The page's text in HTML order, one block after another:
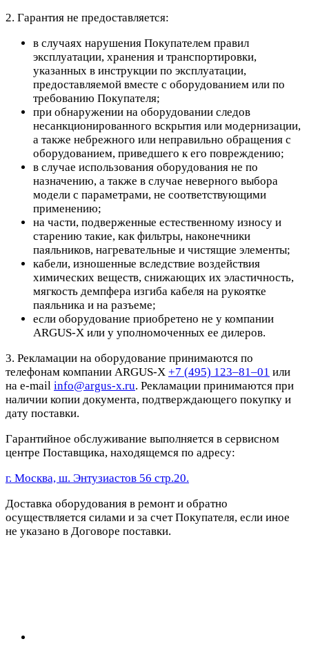
2. Гарантия не предоставляется:
в случаях нарушения Покупателем правил
эксплуатации, хранения и транспортировки,
указанных в инструкции по эксплуатации,
предоставляемой вместе с оборудованием или по
требованию Покупателя;
при обнаружении на оборудовании следов
несанкционированного вскрытия или модернизации,
а также небрежного или неправильно обращения с
оборудованием, приведшего к его повреждению;
в случае использования оборудования не по
назначению, а также в случае неверного выбора
модели с параметрами, не соответствующими
применению;
на части, подверженные естественному износу и
старению такие, как фильтры, наконечники
паяльников, нагревательные и чистящие элементы;
кабели, изношенные вследствие воздействия
химических веществ, снижающих их эластичность,
мягкость демпфера изгиба кабеля на рукоятке
паяльника и на разъеме;
если оборудование приобретено не у компании
ARGUS-X или у уполномоченных ее дилеров.
3. Рекламации на оборудование принимаются по
телефонам компании ARGUS-X +7 (495) 123–81–01 или
на e-mail info@argus-x.ru. Рекламации принимаются при
наличии копии документа, подтверждающего покупку и
дату поставки.
Гарантийное обслуживание выполняется в сервисном
центре Поставщика, находящемся по адресу:
г. Москва, ш. Энтузиастов 56 стр.20.
Доставка оборудования в ремонт и обратно
осуществляется силами и за счет Покупателя, если иное
не указано в Договоре поставки.